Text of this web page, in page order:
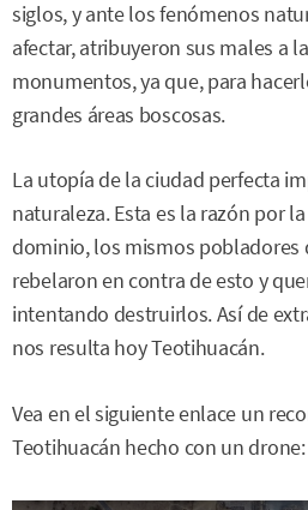
siglos, y ante los fenómenos
afectar, atribuyeron sus males a
monumentos, ya que, para
grandes áreas boscosas.
La utopía de la ciudad perfecta
naturaleza. Esta es la razón por
dominio, los mismos pobladores
rebelaron en contra de esto y
intentando destruirlos. Así de
nos resulta hoy Teotihuacán.
Vea en el siguiente enlace un
Teotihuacán hecho con un drone: